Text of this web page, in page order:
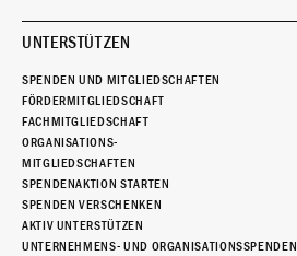
UNTERSTÜTZEN
SPENDEN UND MITGLIEDSCHAFTEN
FÖRDERMITGLIEDSCHAFT
FACHMITGLIEDSCHAFT
ORGANISATIONS-
MITGLIEDSCHAFTEN
SPENDENAKTION STARTEN
SPENDEN VERSCHENKEN
AKTIV UNTERSTÜTZEN
UNTERNEHMENS- UND ORGANISATIONSSPENDEN